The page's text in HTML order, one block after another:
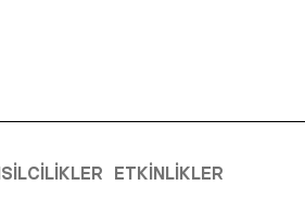
ETKINLIKLER